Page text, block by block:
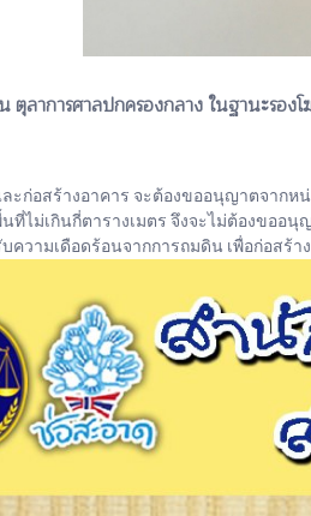
ลาการศาลปกครองกลาง ในฐานะรอง
ะก่อสร้างอาคาร จะต้องขออนุญาตจากห
ที่ไม่เกินกี่ตารางเมตร จึงจะไม่ต้องขออ
ความเดือดร้อนจากการถมดิน เพื่อก่อสร้